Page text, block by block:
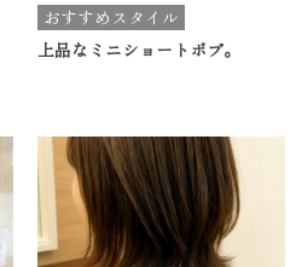
おすすめスタイル
上品なミニショートボブ。